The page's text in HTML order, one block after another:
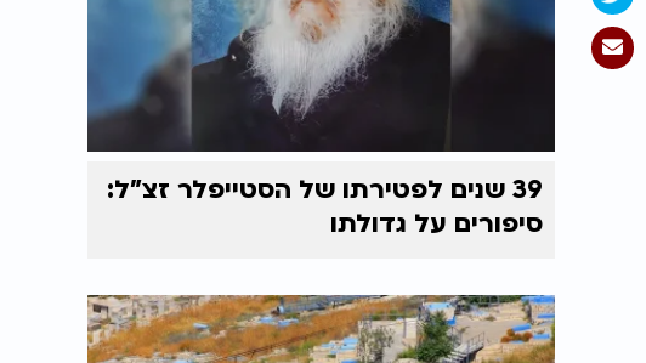
39 שנים לפטירתו של הסטייפלר זצ"ל:
סיפורים על גדולתו